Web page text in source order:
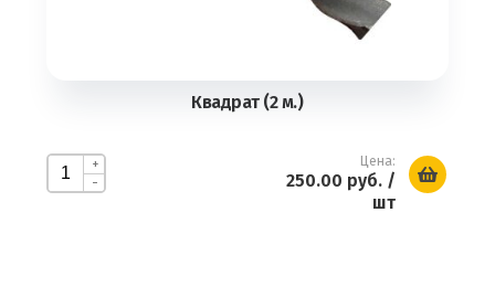
Квадрат (2 м.)
+
-
Цена:
250.00 руб./
шт